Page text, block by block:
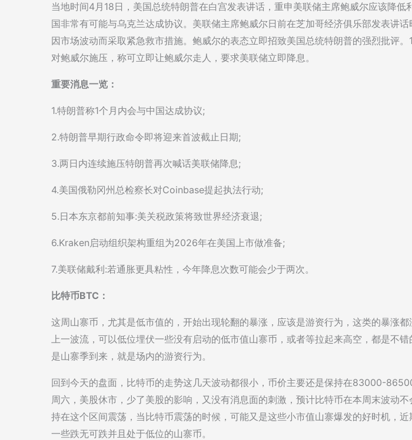
当地时间4月18日，美国总统特朗普在白宫发表讲话，重申美联储主席鲍威尔应该降低
国非常有可能与乌克兰达成协议。美联储主席鲍威尔日前在芝加哥经济俱乐部发表讲
因市场波动而采取紧急救市措施。鲍威尔的表态立即招致美国总统特朗普的强烈批评。
对鲍威尔施压，称可立即让鲍威尔走人，要求美联储立即降息。
重要消息一览：
1.特朗普称1个月内会与中国达成协议;
2.特朗普早期行政命令即将迎来首波截止日期;
3.两日内连续施压特朗普再次喊话美联储降息;
4.美国俄勒冈州总检察长对Coinbase提起执法行动;
5.日本东京都前知事:美关税政策将致世界经济衰退;
6.Kraken启动组织架构重组为2026年在美国上市做准备;
7.美联储戴利:若通胀更具粘性，今年降息次数可能会少于两次。
比特币BTC：
这周山寨币，尤其是低市值的，开始出现轮翻的暴涨，应该是游资行为，这类的暴涨
上一波流，可以低位埋伏一些没有启动的低市值山寨币，或者等拉起来高空，都是不
是山寨季到来，就是场内的游资行为。
回到今天的盘面，比特币的走势这几天波动都很小，币价主要还是保持在83000-
周六，美股休市，少了美股的影响，又没有消息面的刺激，预计比特币在本周末波动
持在这个区间震荡，当比特币震荡的时候，可能又是这些小市值山寨爆发的好时机，
一些跌无可跌并且处于低位的山寨币。